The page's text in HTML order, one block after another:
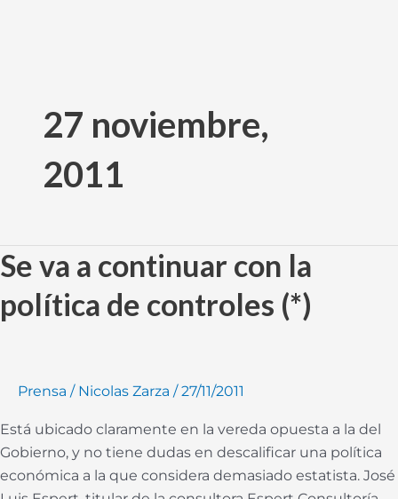
contenido27 noviembre,
2011
Se va a continuar con la
política de controles (*)
Prensa / Nicolas Zarza /27/11/2011
Está ubicado claramente en la vereda opuesta a la del
Gobierno, y no tiene dudas en descalificar una política
económica a la que considera demasiado estatista. José
Se
va
a
continuar
política